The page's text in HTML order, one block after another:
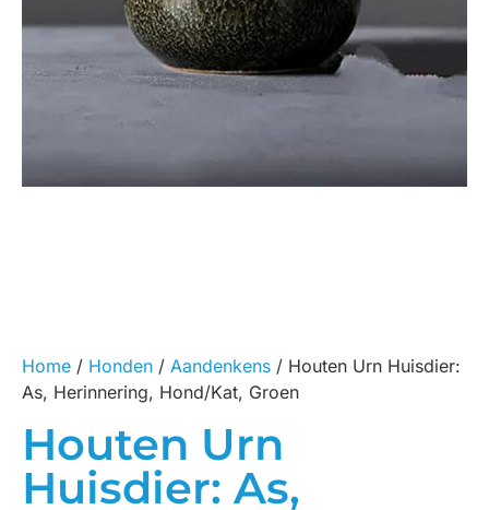
Home / Honden / Aandenkens / Houten Urn Huisdier:
As, Herinnering, Hond/Kat, Groen
Houten Urn
Huisdier: As,